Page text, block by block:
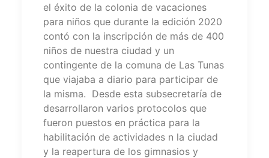
el éxito de la colonia de vacaciones
para niños que durante la edición 2020
contó con la inscripción de más de 400
niños de nuestra ciudad y un
contingente de la comuna de Las Tunas
que viajaba a diario para participar de
la misma. Desde esta subsecretaría de
desarrollaron varios protocolos que
fueron puestos en práctica para la
habilitación de actividades n la ciudad
y la reapertura de los gimnasios y